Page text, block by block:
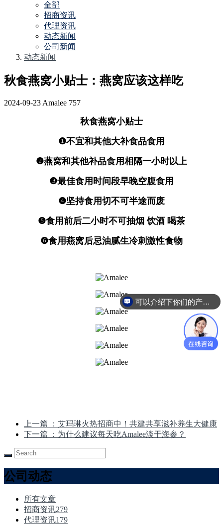
全部
招商资讯
代理资讯
动态新闻
公司新闻
动态新闻
秋食燕窝小贴士：燕窝应该这样吃
2024-09-23 Amalee 757
秋食燕窝小贴士
❶不宜和其他大补食品食用
❷燕窝和其他补品食用相隔一小时以上
❸最佳食用时间段早晚空腹食用
❹坚持食用切不可半途而废
❺食用前后二小时不可抽烟 饮酒 喝茶
❻食用燕窝后忌油腻生冷刺激性食物
上一篇
：艾玛琳火热招商中！共建共享滋补养生大健康
下一篇
：为什么建议每天吃Amalee淡干海参？
公司动态
所有文章
招商资讯279
代理资讯179
可以介绍下你们的产品么